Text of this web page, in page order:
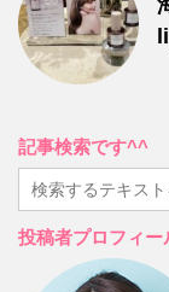
記事検索です^^
投稿者プロフィー